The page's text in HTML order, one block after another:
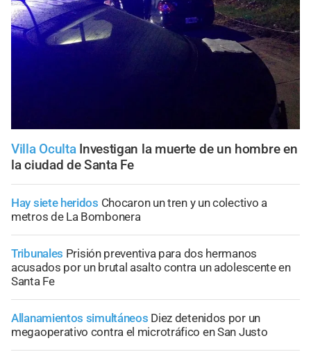
Villa Oculta Investigan la muerte de un hombre en
la ciudad de Santa Fe
Hay siete heridos Chocaron un tren y un colectivo a
metros de La Bombonera
Tribunales Prisión preventiva para dos hermanos
acusados por un brutal asalto contra un adolescente en
Santa Fe
Allanamientos simultáneos Diez detenidos por un
megaoperativo contra el microtráfico en San Justo